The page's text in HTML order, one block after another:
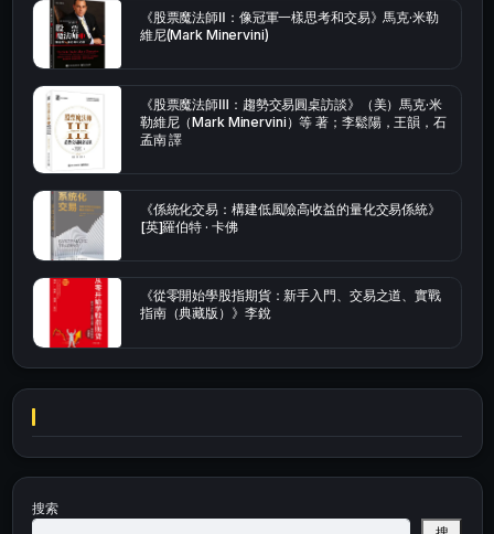
《股票魔法師Ⅱ：像冠軍一樣思考和交易》馬克·米勒
維尼(Mark Minervini)
《股票魔法師Ⅲ：趨勢交易圓桌訪談》（美）馬克·米
勒維尼（Mark Minervini）等 著；李鬆陽，王韻，石
孟南 譯
《係統化交易：構建低風險高收益的量化交易係統》
[英]羅伯特 · 卡佛
《從零開始學股指期貨：新手入門、交易之道、實戰
指南（典藏版）》李銳
搜索